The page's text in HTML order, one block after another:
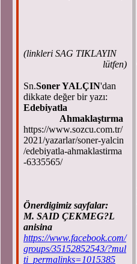
(linkleri SAG TIKLAYIN
lütfen)
Sn.Soner YALÇIN'dan
dikkate değer bir yazı:
Edebiyatla
Ahmaklaştırma
https://www.sozcu.com.tr/
2021/yazarlar/soner-yalcin
/edebiyatla-ahmaklastirma
-6335565/
Önerdigimiz sayfalar:
M. SAID ÇEKMEG?L
anisina
https://www.facebook.com/
groups/35152852543/?mul
ti_permalinks=1015385